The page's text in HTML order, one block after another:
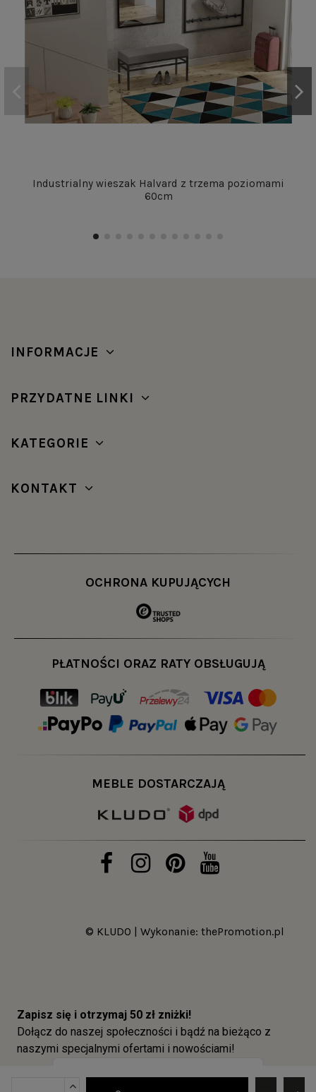
Industrialny wieszak Halvard z trzema poziomami
60cm
INFORMACJE
PRZYDATNE LINKI
KATEGORIE
KONTAKT
OCHRONA KUPUJĄCYCH
PŁATNOŚCI ORAZ RATY OBSŁUGUJĄ
MEBLE DOSTARCZAJĄ
© KLUDO | Wykonanie: thePromotion.pl